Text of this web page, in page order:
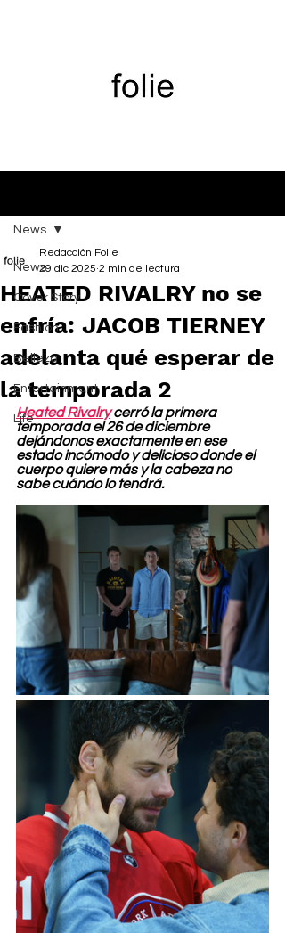
News
Cover Story
Fashion
Belleza
Entertainment
Life
News
HEATED RIVALRY no se
enfría: JACOB TIERNEY
adelanta qué esperar de
la temporada 2
Redacción Folie
29 dic 2025 2 min de lectura
Heated Rivalry cerró la primera
temporada el 26 de diciembre
dejándonos exactamente en ese
estado incómodo y delicioso donde el
cuerpo quiere más y la cabeza no
sabe cuándo lo tendrá.